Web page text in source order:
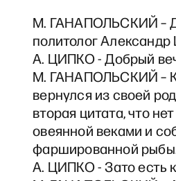
М. ГАНАПОЛЬСКИЙ –
политолог Александр
А. ЦИПКО - Добрый
М. ГАНАПОЛЬСКИЙ –
вернулся из своей
вторая цитата, что
овеянной веками и
фаршированной
А. ЦИПКО - Зато есть